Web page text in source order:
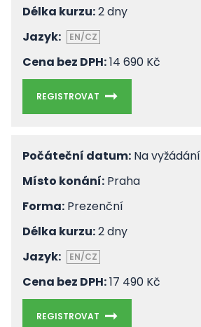
Délka kurzu:2 dny
Jazyk:
EN/CZ
Cena bez DPH:14 690 Kč
REGISTROVAT
Počáteční datum: Na vyžádání
Místo konání: Praha
Forma: Prezenční
Délka kurzu:2 dny
Jazyk:
EN/CZ
Cena bez DPH:17 490 Kč
REGISTROVAT